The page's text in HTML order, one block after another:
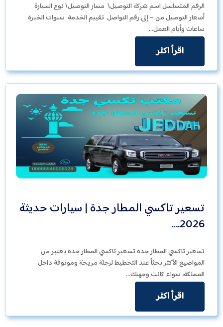
الرقم المتسلسل اسم شركة التوصيل\ مسار التوصيل\ نوع السيارة
أسعار التوصيل من – إلى رقم التواصل تقييم الخدمة سنوات الخبرة
ساعات وأيام العمل…
اقرأ اكثر
تسعير تاكسي المطار جدة | سيارات حديثة
2026.…
تسعير تاكسي المطار جدة تسعير تاكسي المطار جدة يعتبر من
المواضيع الأكثر بحثاً عند التخطيط لرحلة مريحة وموثوقة داخل
المملكة، سواء كانت وجهتك…
اقرأ اكثر